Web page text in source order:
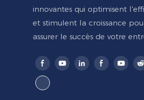
innovantes qui optimisent
et stimulent la croissance
assurer le succès de votre